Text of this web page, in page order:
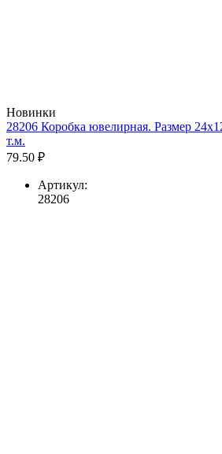
Новинки
28206 Коробка ювелирная. Размер
т.м.
79.50 ₽
Артикул:
28206